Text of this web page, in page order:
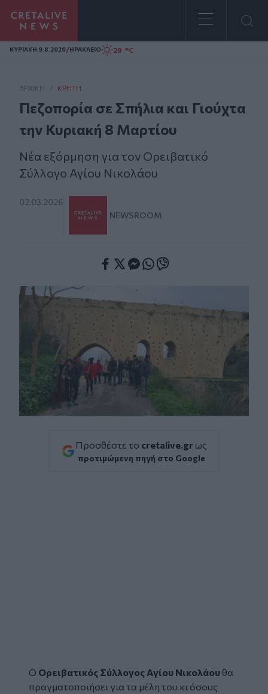
Homepage
ΚΥΡΙΑΚΗ 9.8.2026/ΗΡΑΚΛΕΙΟ 29 °C
ΑΡΧΙΚΗ / ΚΡΉΤΗ
Πεζοπορία σε Σπήλια και Γιούχτα
την Κυριακή 8 Μαρτίου
Νέα εξόρμηση για τον Ορειβατικό
Σύλλογο Αγίου Νικολάου
02.03.2026
NEWSROOM
Προσθέστε το cretalive.gr ως
προτιμώμενη πηγή στο Google
Ο Ορειβατικός Σύλλογος Αγίου Νικολάου θα
πραγματοποιήσει για τα μέλη του κι όσους